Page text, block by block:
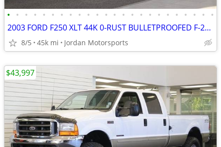
• • • • • • • • • • • • • • • • • • • • • • • •
2003 FORD F250 XLT 44K 0-RUST BULLETPROOFED F-250 F350 2004 2005 2002
8/5 45k mi Jordan Motorsports
$43,997